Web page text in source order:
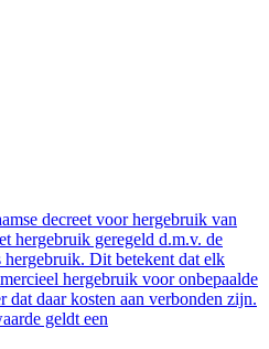
decreet voor hergebruik van
hergebruik geregeld d.m.v. de
Dit betekent dat elk
hergebruik voor onbepaalde
dat daar kosten aan verbonden zijn.
geldt een